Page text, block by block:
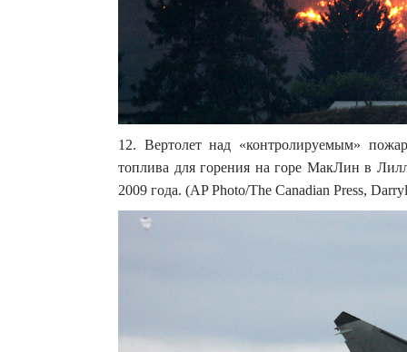
12. Вертолет над «контролируемым»
топлива для горения на горе МакЛин в
2009 года. (AP Photo/The Canadian Press,